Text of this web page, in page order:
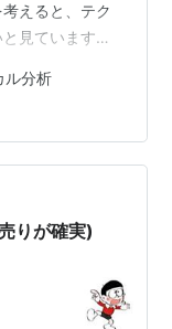
えると、テク
見ています。
。どちらにして
。 さて、今後
済指標の結果
ぎ、経済指標
的なユーロ円
分析
りが確実)